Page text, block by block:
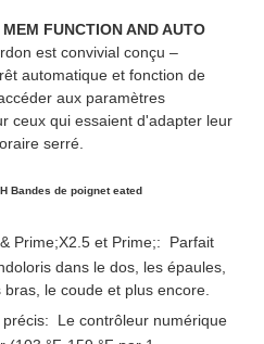
FUNCTION AND AUTO
est convivial conçu –
automatique et fonction de
aux paramètres
ceux qui essaient d'adapter leur
serré.
Bandes de poignet eated
Prime;X2.5 et Prime;: Parfait
dans le dos, les épaules,
le coude et plus encore.
Le contrôleur numérique